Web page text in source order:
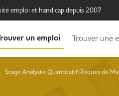
emploi et handicap depuis 2007
un emploi Trouver une
Stage Analyste Quantitatif Risques de